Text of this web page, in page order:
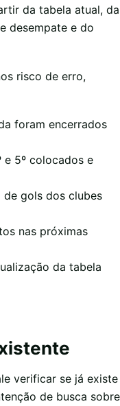
da tabela atual, da
desempate e do
risco de erro,
foram encerrados
e 5º colocados e
de gols dos clubes
nas próximas
da tabela
verificar se já existe
de busca sobre